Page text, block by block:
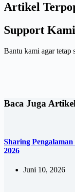
Artikel
Support Kami
Bantu kami agar tetap
Baca Juga
Sharing
2026
Juni 10, 2026